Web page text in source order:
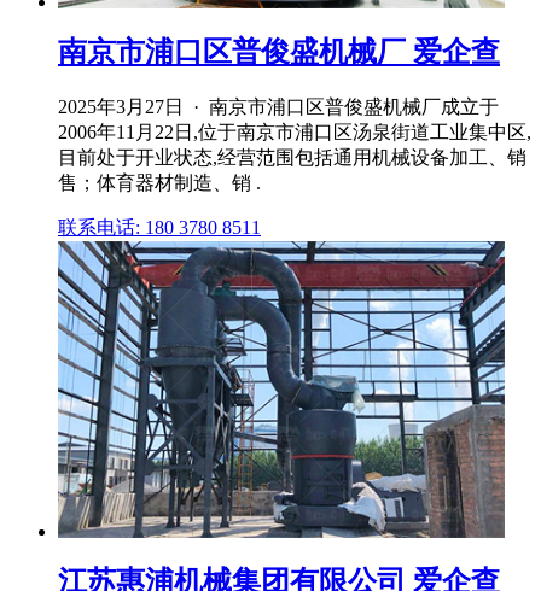
南京市浦口区普俊盛机械厂 爱企查
2025年3月27日 · 南京市浦口区普俊盛机械厂成立于
2006年11月22日,位于南京市浦口区汤泉街道工业集中区,
目前处于开业状态,经营范围包括通用机械设备加工、销
售；体育器材制造、销 .
联系电话: 180 3780 8511
江苏惠浦机械集团有限公司 爱企查